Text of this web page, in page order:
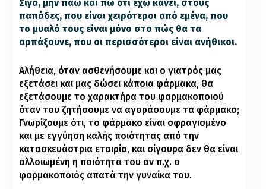
Σιγά, μην πάω και πω ότι έχω κάνει, στους
παπάδες, που είναι χειρότεροι από εμένα, που
το μυαλό τους είναι μόνο στο πώς θα τα
αρπάξουνε, που οι περισσότεροι είναι ανήθικοι.
Αλήθεια, όταν ασθενήσουμε και ο γιατρός μας
εξετάσει και μας δώσει κάποια φάρμακα, θα
εξετάσουμε το χαρακτήρα του φαρμακοποιού
όταν του ζητήσουμε να αγοράσουμε τα φάρμακα;
Γνωρίζουμε ότι, το φάρμακο είναι σφραγισμένο
και με εγγύηση καλής ποιότητας από την
κατασκευάστρια εταιρία, και σίγουρα δεν θα είναι
αλλοιωμένη η ποιότητα του αν π.χ. ο
φαρμακοποιός απατά την γυναίκα του.